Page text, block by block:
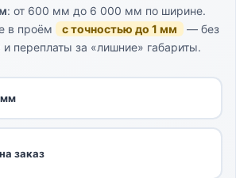
: от 600 мм до 6 000 мм по ширине.
в проём
с точностью до 1 мм
— без
переплаты за «лишние» габариты.
мм
на заказ